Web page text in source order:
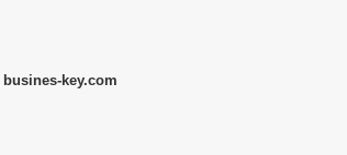
busines-key.com